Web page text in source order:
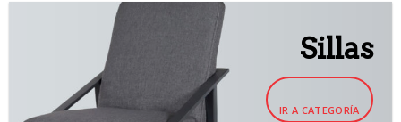
Sillas
IR A CATEGORÍA